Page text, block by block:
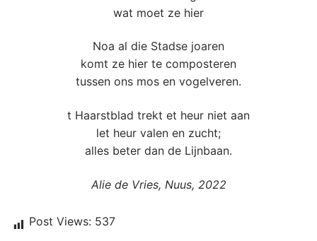
wat moet ze hier
Noa al die Stadse joaren
komt ze hier te composteren
tussen ons mos en vogelveren.
t Haarstblad trekt et heur niet aan
let heur valen en zucht;
alles beter dan de Lijnbaan.
Alie de Vries, Nuus, 2022
Post Views: 537